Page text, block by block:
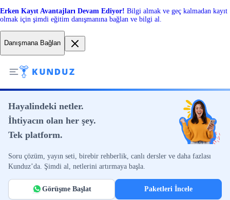
Erken Kayıt Avantajları Devam Ediyor! Bilgi almak ve geç kalmadan kayıt
olmak için şimdi eğitim danışmanına bağlan ve bilgi al.
Danışmana Bağlan
Hayalindeki netler.
İhtiyacın olan her şey.
Tek platform.
Soru çözüm, yayın seti, birebir rehberlik, canlı dersler ve daha fazlası
Kunduz’da. Şimdi al, netlerini artırmaya başla.
Görüşme Başlat Paketleri İncele